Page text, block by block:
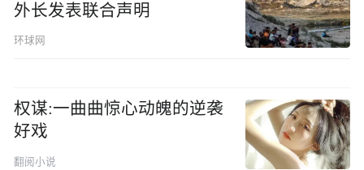
外长发表联合声明
环球网
权谋:一曲曲惊心动魄的逆袭
好戏
翻阅小说